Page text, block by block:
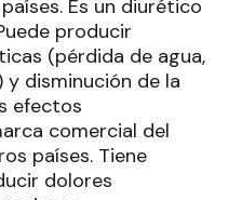
Es un diurético
producir
(pérdida de agua,
disminución de la
efectos
comercial del
países. Tiene
dolores